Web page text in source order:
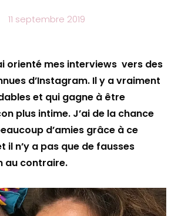
11 septembre 2019
orienté mes interviews vers des
d’Instagram. Il y a vraiment
et qui gagne à être
plus intime. J’ai de la chance
d’amies grâce à ce
il n’y a pas que de fausses
au contraire.